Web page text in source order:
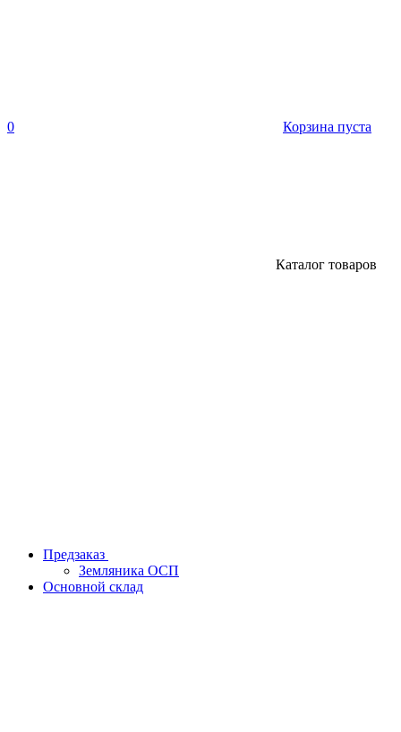
0 Корзина пуста
Каталог товаров
Предзаказ
Земляника ОСП
Основной склад